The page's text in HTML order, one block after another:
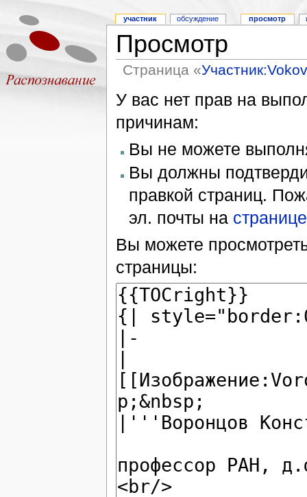
Просмотр
Страница «
У вас нет прав на
причинам:
Вы не можете
Вы должны
правкой страниц.
эл. почты на
Вы можете
страницы:
участник обсуждение просмотр